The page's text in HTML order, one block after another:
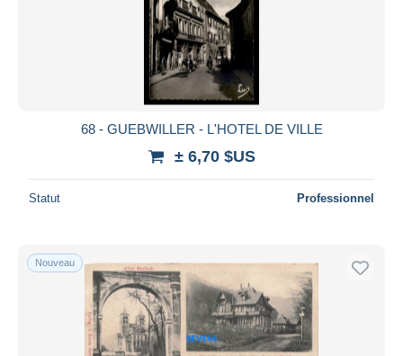
68 - GUEBWILLER - L'HOTEL DE VILLE
± 6,70 $US
Statut Professionnel
Nouveau